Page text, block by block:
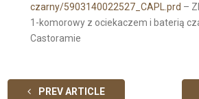
czarny/5903140022527_CAPL.prd –
1-komorowy z ociekaczem i baterią
Castoramie
PREV ARTICLE